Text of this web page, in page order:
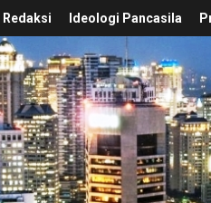
Redaksi Ideologi Pancasila